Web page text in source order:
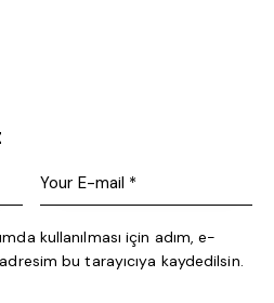
kullanılması için adım, e-
bu tarayıcıya kaydedilsin.